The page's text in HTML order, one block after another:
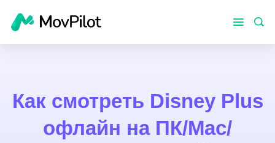
Как смотреть Disney Plus
офлайн на ПК/Mac/